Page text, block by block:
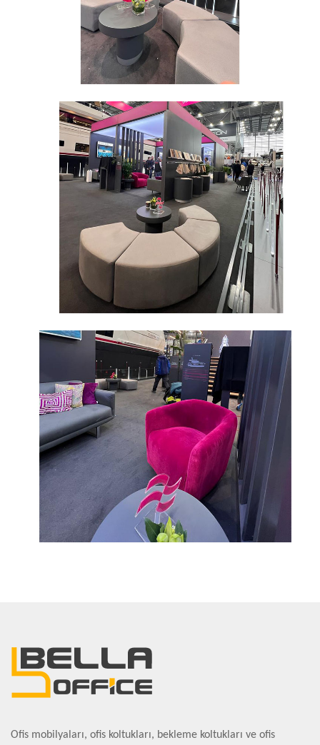
Ofis mobilyaları, ofis koltukları, bekleme koltukları ve ofis